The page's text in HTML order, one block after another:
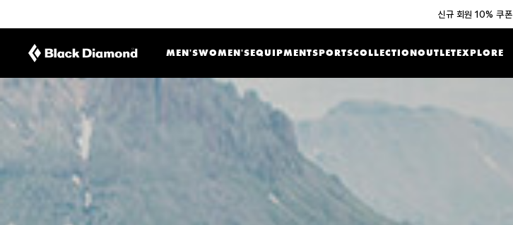
신규 회원 10% 쿠폰
MEN'SWOMEN'SEQUIPMENTSPORTSCOLLECTIONOUTLETEXPLORE